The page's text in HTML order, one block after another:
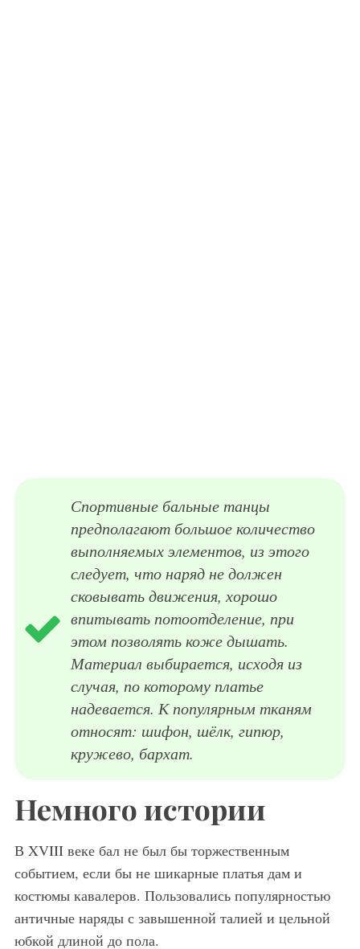
Спортивные бальные танцы
предполагают большое количество
выполняемых элементов, из этого
следует, что наряд не должен
сковывать движения, хорошо
впитывать потоотделение, при
этом позволять коже дышать.
Материал выбирается, исходя из
случая, по которому платье
надевается. К популярным тканям
относят: шифон, шёлк, гипюр,
кружево, бархат.
Немного истории
В XVIII веке бал не был бы торжественным
событием, если бы не шикарные платья дам и
костюмы кавалеров. Пользовались популярностью
античные наряды с завышенной талией и цельной
юбкой длиной до пола.